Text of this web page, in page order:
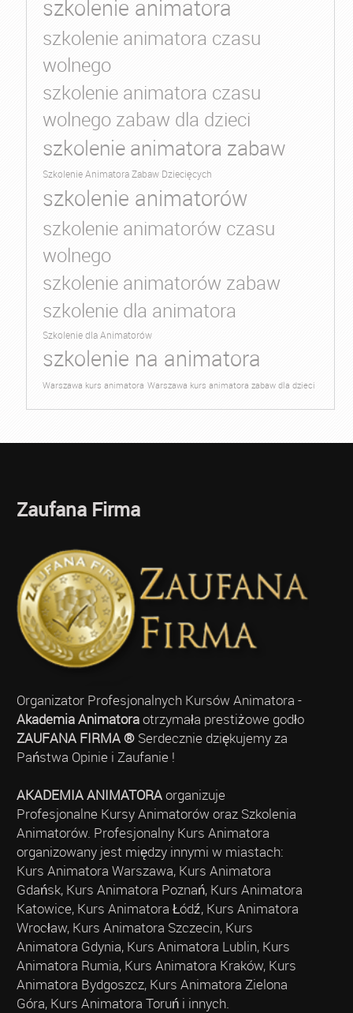
szkolenie animatora
szkolenie animatora czasu
wolnego
szkolenie animatora czasu
wolnego zabaw dla dzieci
szkolenie animatora zabaw
Szkolenie Animatora Zabaw Dziecięcych
szkolenie animatorów
szkolenie animatorów czasu
wolnego
szkolenie animatorów zabaw
szkolenie dla animatora
Szkolenie dla Animatorów
szkolenie na animatora
Warszawa kurs animatora Warszawa kurs animatora zabaw dla dzieci
Zaufana Firma
Organizator Profesjonalnych Kursów Animatora -
Akademia Animatoraotrzymała prestiżowe godło
ZAUFANA FIRMA ®Serdecznie dziękujemy za
Państwa Opinie i Zaufanie !
AKADEMIA ANIMATORAorganizuje
Profesjonalne Kursy Animatorów oraz Szkolenia
Animatorów. Profesjonalny Kurs Animatora
organizowany jest między innymi w miastach:
Kurs Animatora Warszawa, Kurs Animatora
Gdańsk, Kurs Animatora Poznań, Kurs Animatora
Katowice, Kurs Animatora Łódź, Kurs Animatora
Wrocław, Kurs Animatora Szczecin, Kurs
Animatora Gdynia, Kurs Animatora Lublin, Kurs
Animatora Rumia, Kurs Animatora Kraków, Kurs
Animatora Bydgoszcz, Kurs Animatora Zielona
Góra, Kurs Animatora Toruń i innych.